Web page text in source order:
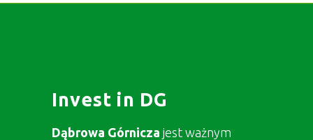
Invest in DG
Dąbrowa Górnicza jest ważnym